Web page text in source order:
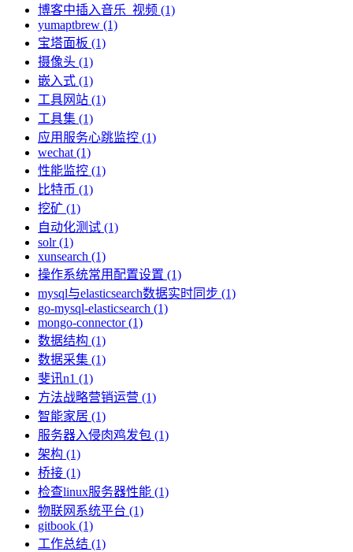
博客中插入音乐_视频 (1)
yumaptbrew (1)
宝塔面板 (1)
摄像头 (1)
嵌入式 (1)
工具网站 (1)
工具集 (1)
应用服务心跳监控 (1)
wechat (1)
性能监控 (1)
比特币 (1)
挖矿 (1)
自动化测试 (1)
solr (1)
xunsearch (1)
操作系统常用配置设置 (1)
mysql与elasticsearch数据实时同步 (1)
go-mysql-elasticsearch (1)
mongo-connector (1)
数据结构 (1)
数据采集 (1)
斐讯n1 (1)
方法战略营销运营 (1)
智能家居 (1)
服务器入侵肉鸡发包 (1)
架构 (1)
桥接 (1)
检查linux服务器性能 (1)
物联网系统平台 (1)
gitbook (1)
工作总结 (1)